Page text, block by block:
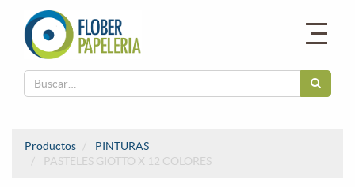
Productos
PINTURAS
PASTELES GIOTTO X 12 COLORES